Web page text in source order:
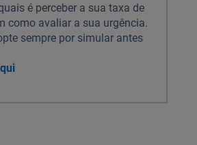
é perceber a sua taxa de
como avaliar a sua urgência.
sempre por simular antes